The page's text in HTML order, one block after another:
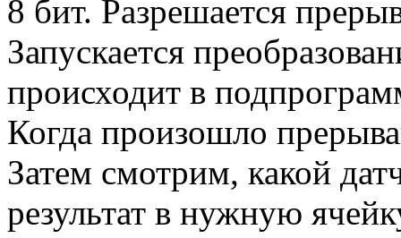
8 бит. Разрешается
Запускается
происходит в
Когда произошло
Затем смотрим, какой
результат в нужную